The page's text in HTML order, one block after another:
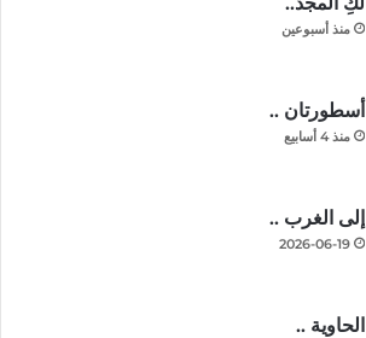
منذ أسبوعين
أسطورتان ..
منذ 4 أسابيع
إلى الغرب ..
2026-06-19
الحاوية ..